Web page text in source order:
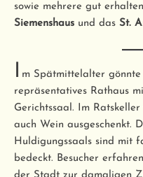
sowie mehrere gut
Siemenshaus und das St.
I m Spätmittelalter
repräsentatives Rathaus
Gerichtssaal. Im
auch Wein ausgeschenkt.
Huldigungssaals sind mit
bedeckt. Besucher